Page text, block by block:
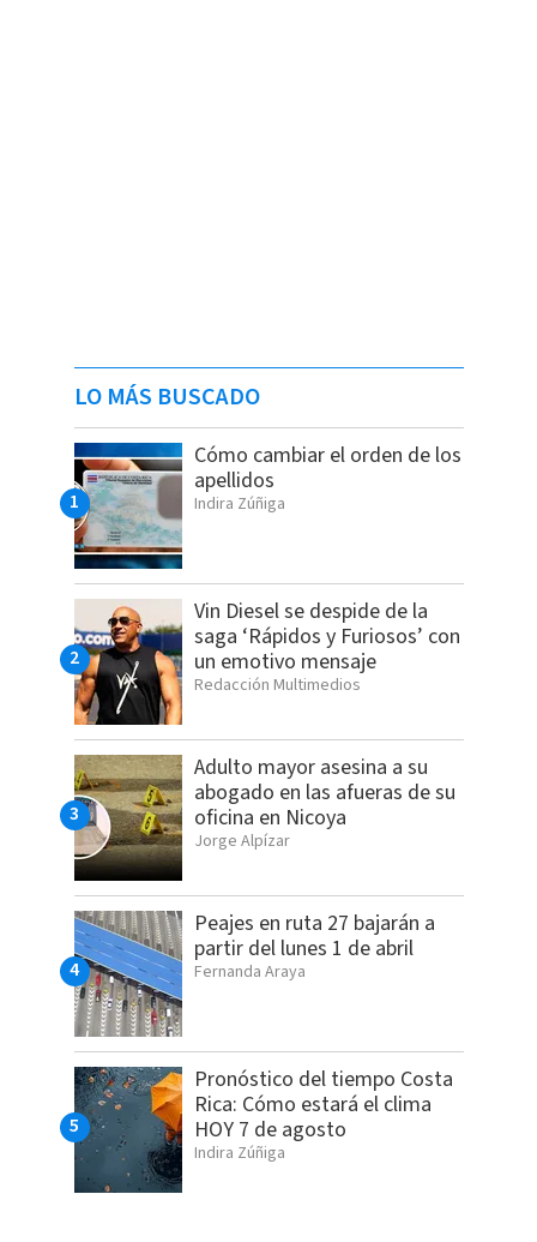
LO MÁS BUSCADO
Cómo cambiar el orden de los
apellidos
Indira Zúñiga
Vin Diesel se despide de la
saga ‘Rápidos y Furiosos’ con
un emotivo mensaje
Redacción Multimedios
Adulto mayor asesina a su
abogado en las afueras de su
oficina en Nicoya
Jorge Alpízar
Peajes en ruta 27 bajarán a
partir del lunes 1 de abril
Fernanda Araya
Pronóstico del tiempo Costa
Rica: Cómo estará el clima
HOY 7 de agosto
Indira Zúñiga